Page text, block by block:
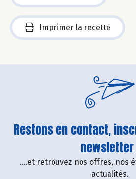
Imprimer la recette
Restons en contact,
....et retrouvez nos offres, nos
actualités.